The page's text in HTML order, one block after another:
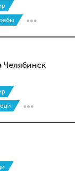
Челябинск